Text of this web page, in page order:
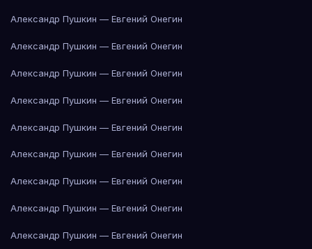
Александр Пушкин — Евгений Онегин
Александр Пушкин — Евгений Онегин
Александр Пушкин — Евгений Онегин
Александр Пушкин — Евгений Онегин
Александр Пушкин — Евгений Онегин
Александр Пушкин — Евгений Онегин
Александр Пушкин — Евгений Онегин
Александр Пушкин — Евгений Онегин
Александр Пушкин — Евгений Онегин